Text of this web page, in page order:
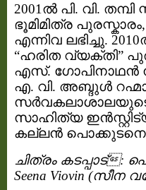
2001ൽ പി. വി.
ഭൂമിമിത്ര
എന്നിവ ലഭിച്ചു.
“ഹരിത വ്യക്തി”
എസ്. ഗോപിനാഥൻ
എ. വി. അബ്ദുൾ
സർവകലാശാലയുടെ
സാഹിത്യ
കല്ലൻ പൊക്കുടനെ
ചിത്രം കടപ്പാട്:
Seena Viovin (സീന